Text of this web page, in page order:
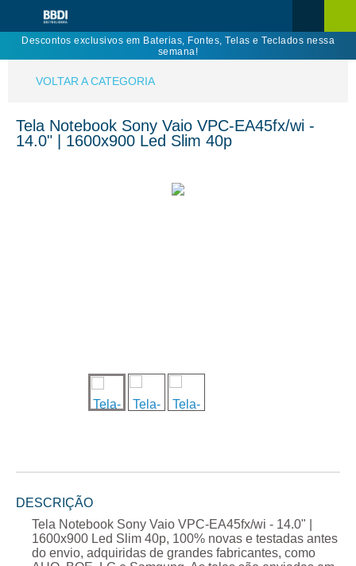
Descontos exclusivos em Baterias, Fontes, Telas e Teclados nessa
semana!
VOLTAR A CATEGORIA
Tela Notebook Sony Vaio VPC-EA45fx/wi -
14.0" | 1600x900 Led Slim 40p
DESCRIÇÃO
Tela Notebook Sony Vaio VPC-EA45fx/wi - 14.0" |
1600x900 Led Slim 40p, 100% novas e testadas antes
do envio, adquiridas de grandes fabricantes, como